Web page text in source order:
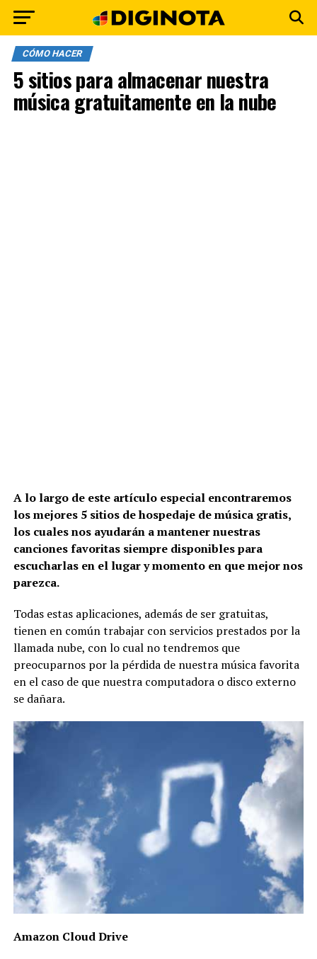
CÓMO HACER
5 sitios para almacenar nuestra
música gratuitamente en la nube
A lo largo de este artículo especial encontraremos
los mejores 5 sitios de hospedaje de música gratis,
los cuales nos ayudarán a mantener nuestras
canciones favoritas siempre disponibles para
escucharlas en el lugar y momento en que mejor nos
parezca.
Todas estas aplicaciones, además de ser gratuitas,
tienen en común trabajar con servicios prestados por la
llamada nube, con lo cual no tendremos que
preocuparnos por la pérdida de nuestra música favorita
en el caso de que nuestra computadora o disco externo
se dañara.
Amazon Cloud Drive